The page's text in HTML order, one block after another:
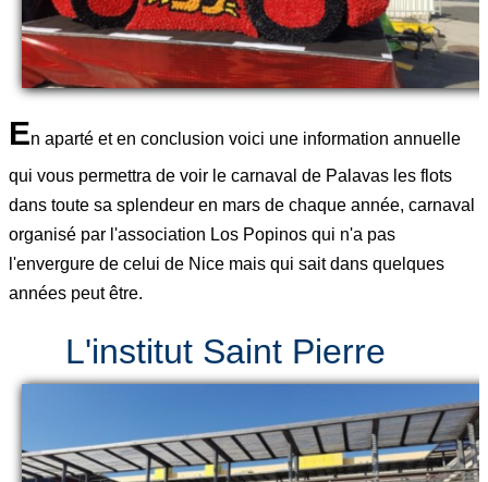
En aparté et en conclusion voici une information annuelle
qui vous permettra de voir le carnaval de Palavas les flots
dans toute sa splendeur en mars de chaque année, carnaval
organisé par l'association Los Popinos qui n'a pas
l'envergure de celui de Nice mais qui sait dans quelques
années peut être.
L'institut Saint Pierre